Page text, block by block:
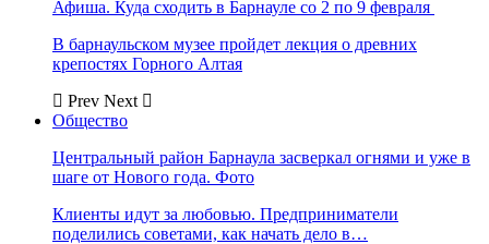
Афиша. Куда сходить в Барнауле со 2 по 9 февраля
В барнаульском музее пройдет лекция о древних
крепостях Горного Алтая
Prev Next
Общество
Центральный район Барнаула засверкал огнями и уже в
шаге от Нового года. Фото
Клиенты идут за любовью. Предприниматели
поделились советами, как начать дело в…